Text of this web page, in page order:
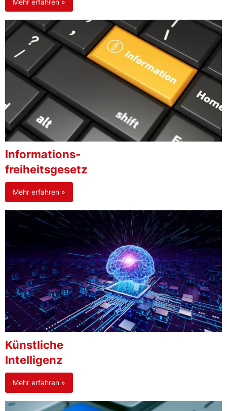
Informations-
freiheitsgesetz
Mehr erfahren »
Künstliche
Intelligenz
Mehr erfahren »